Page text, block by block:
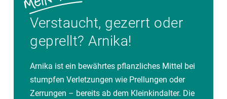
Verstaucht, gezerrt oder
geprellt? Arnika!
Arnika ist ein bewährtes pflanzliches Mittel bei
stumpfen Verletzungen wie Prellungen oder
Zerrungen – bereits ab dem Kleinkindalter. Die